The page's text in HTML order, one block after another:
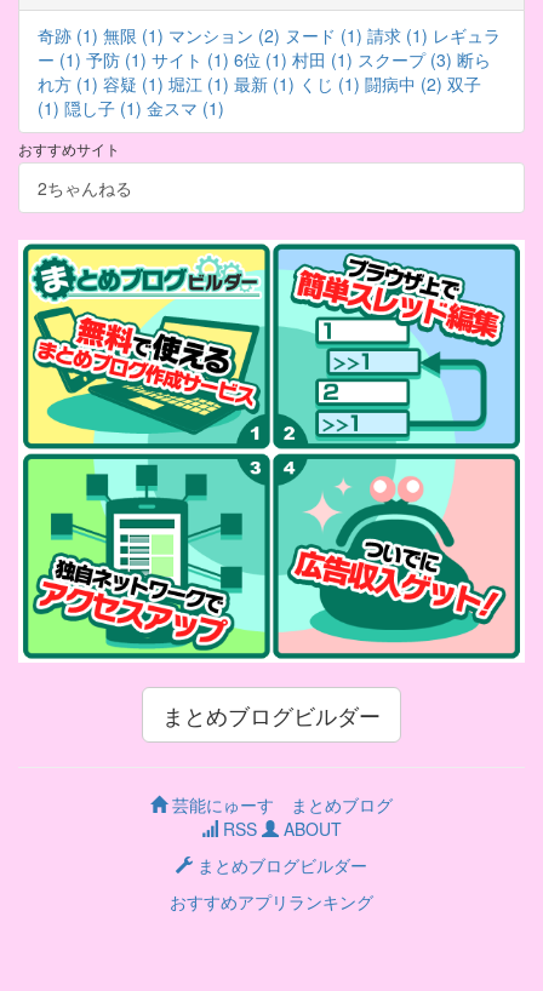
奇跡 (1) 無限 (1) マンション (2) ヌード (1) 請求 (1) レギュラ
ー (1) 予防 (1) サイト (1) 6位 (1) 村田 (1) スクープ (3) 断ら
れ方 (1) 容疑 (1) 堀江 (1) 最新 (1) くじ (1) 闘病中 (2) 双子
(1) 隠し子 (1) 金スマ (1)
おすすめサイト
2ちゃんねる
まとめブログビルダー
芸能にゅーす まとめブログ
RSS
ABOUT
まとめブログビルダー
おすすめアプリランキング